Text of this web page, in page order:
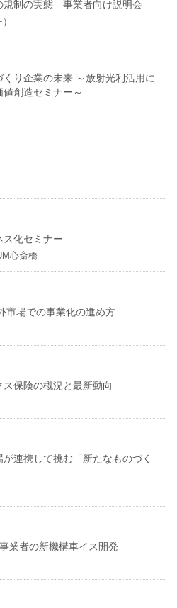
規制の実態 事業者向け説明会
り企業の未来 ～放射光利活用に
創造セミナー～
ス化セミナー
心斎橋
市場での事業化の進め方
ス保険の概況と最新動向
が連携して挑む「新たなものづく
業者の新機構車イス開発